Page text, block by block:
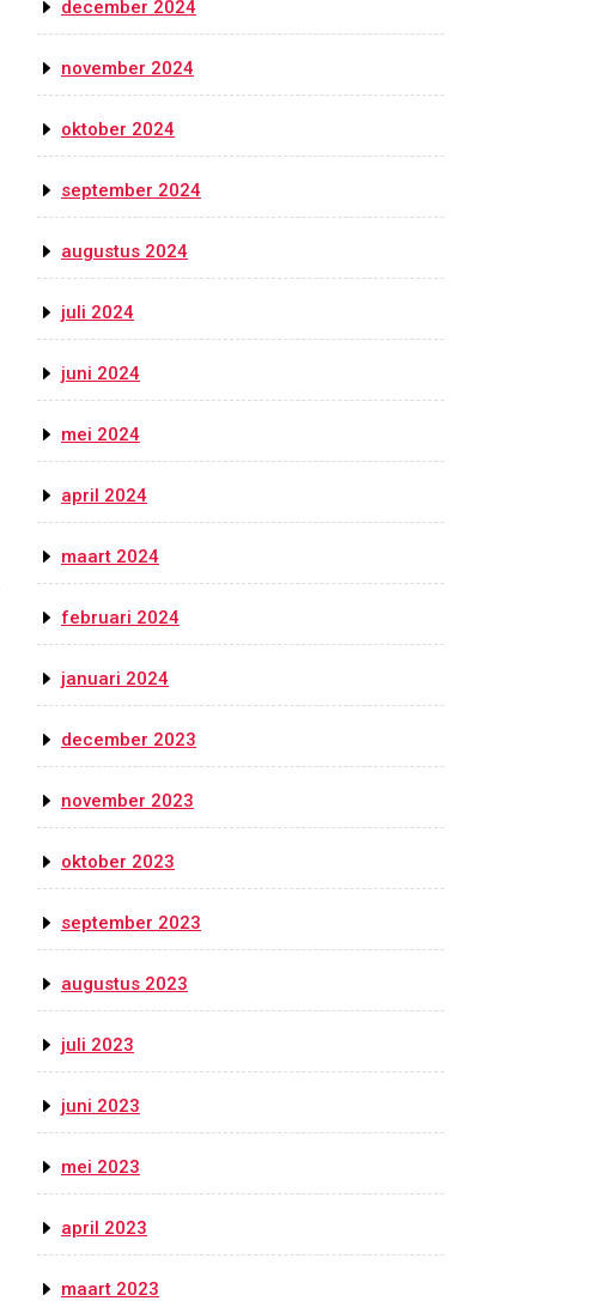
december 2024
november 2024
oktober 2024
september 2024
augustus 2024
juli 2024
juni 2024
mei 2024
april 2024
maart 2024
februari 2024
januari 2024
december 2023
november 2023
oktober 2023
september 2023
augustus 2023
juli 2023
juni 2023
mei 2023
april 2023
maart 2023